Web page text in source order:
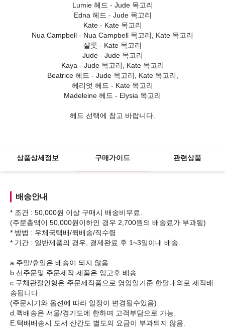
Lumie 헤드 - Jude 목고리
Edna 헤드 - Jude 목고리
Kate - Kate 목고리
Nua Campbell - Nua Campbell 목고리, Kate 목고리
샬롯 - Kate 목고리
Jude - Jude 목고리
Kaya - Jude 목고리, Kate 목고리
Beatrice 헤드 - Jude 목고리, Kate 목고리,
헤리엇 헤드 - Kate 목고리
Madeleine 헤드 - Elysia 목고리
헤드 선택에 참고 바랍니다.
상품상세정보 구매가이드 관련상품
배송안내
* 조건 : 50,000원 이상 구매시 배송비무료.
(주문총액이 50,000원이하인 경우 2,700원의 배송료가 부과됨)
* 방법 : 우체국택배/퀵배송/직수령
* 기간 : 일반제품의 경우, 결제완료 후 1~3일이내 배송.
a.주말/휴일은 배송이 되지 않음.
b.선주문및 주문제작 제품은 입고후 배송.
c.구체관절인형은 주문제작품으로 영업일기준 한달내외로 제작배
송됩니다.
(주문시기와 옵션에 따라 일정이 변경될수있음)
d.퀵배송은 서울/경기도에 한하며 고객부담으로 가능.